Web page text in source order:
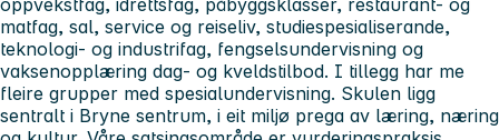
matfag, sal, service og reiseliv, studiespesialiserande,
teknologi- og industrifag, fengselsundervisning og
vaksenopplæring dag- og kveldstilbod. I tillegg har me
fleire grupper med spesialundervisning. Skulen ligg
sentralt i Bryne sentrum, i eit miljø prega av læring, næring